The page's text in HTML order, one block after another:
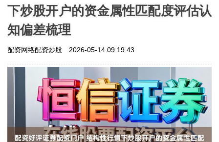
下炒股开户的资金属性匹配度评估认
知偏差梳理
配资网络配资炒股 2026-05-14 09:19:43